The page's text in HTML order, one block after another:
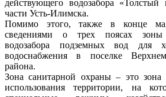
действующего водозабора
части Усть-Илимска.
Помимо этого, также в конце
сведениями о трех поясах зоны
водозабора подземных вод для
водоснабжения в поселке
района.
Зона санитарной охраны – это
использования территории, на